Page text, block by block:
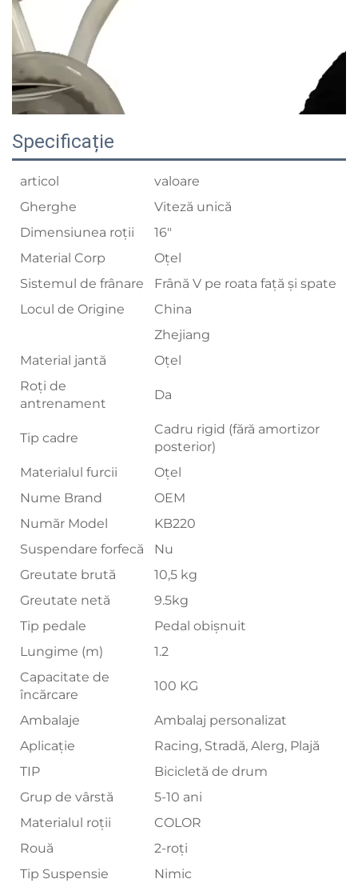
Specificație
articol
valoare
Gherghe
Viteză unică
Dimensiunea roții
16"
Material Corp
Oțel
Sistemul de frânare
Frână V pe roata față și spate
Locul de Origine
China
Zhejiang
Material jantă
Oțel
Roți de
antrenament
Da
Tip cadre
Cadru rigid (fără amortizor
posterior)
Materialul furcii
Oțel
Nume Brand
OEM
Număr Model
KB220
Suspendare forfecă
Nu
Greutate brută
10,5 kg
Greutate netă
9.5kg
Tip pedale
Pedal obișnuit
Lungime (m)
1.2
Capacitate de
încărcare
100 KG
Ambalaje
Ambalaj personalizat
Aplicație
Racing, Stradă, Alerg, Plajă
TIP
Bicicletă de drum
Grup de vârstă
5-10 ani
Materialul roții
COLOR
Rouă
2-roți
Tip Suspensie
Nimic